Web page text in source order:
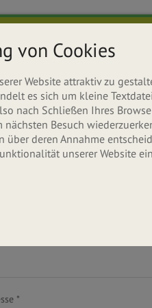
*
von Cookies
Website attraktiv zu
es sich um kleine
nach Schließen Ihres
nächsten Besuch
über deren Annahme
unserer Website